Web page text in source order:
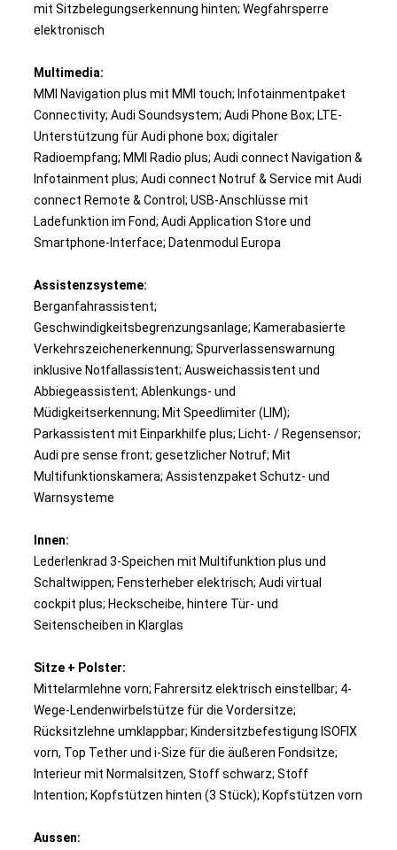
mit Sitzbelegungserkennung hinten; Wegfahrsperre
elektronisch
Multimedia:
MMI Navigation plus mit MMI touch; Infotainmentpaket
Connectivity; Audi Soundsystem; Audi Phone Box; LTE-
Unterstützung für Audi phone box; digitaler
Radioempfang; MMI Radio plus; Audi connect Navigation &
Infotainment plus; Audi connect Notruf & Service mit Audi
connect Remote & Control; USB-Anschlüsse mit
Ladefunktion im Fond; Audi Application Store und
Smartphone-Interface; Datenmodul Europa
Assistenzsysteme:
Berganfahrassistent;
Geschwindigkeitsbegrenzungsanlage; Kamerabasierte
Verkehrszeichenerkennung; Spurverlassenswarnung
inklusive Notfallassistent; Ausweichassistent und
Abbiegeassistent; Ablenkungs- und
Müdigkeitserkennung; Mit Speedlimiter (LIM);
Parkassistent mit Einparkhilfe plus; Licht- / Regensensor;
Audi pre sense front; gesetzlicher Notruf; Mit
Multifunktionskamera; Assistenzpaket Schutz- und
Warnsysteme
Innen:
Lederlenkrad 3-Speichen mit Multifunktion plus und
Schaltwippen; Fensterheber elektrisch; Audi virtual
cockpit plus; Heckscheibe, hintere Tür- und
Seitenscheiben in Klarglas
Sitze + Polster:
Mittelarmlehne vorn; Fahrersitz elektrisch einstellbar; 4-
Wege-Lendenwirbelstütze für die Vordersitze;
Rücksitzlehne umklappbar; Kindersitzbefestigung ISOFIX
vorn, Top Tether und i-Size für die äußeren Fondsitze;
Interieur mit Normalsitzen, Stoff schwarz; Stoff
Intention; Kopfstützen hinten (3 Stück); Kopfstützen vorn
Aussen: